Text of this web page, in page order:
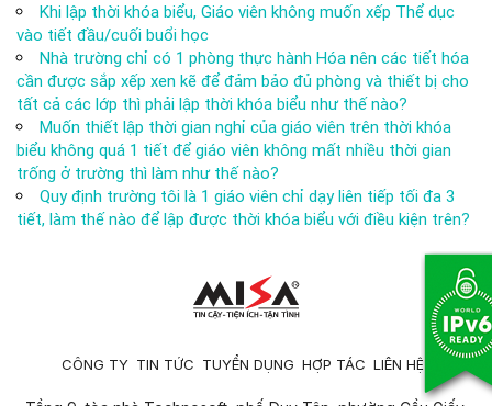
Khi lập thời khóa biểu, Giáo viên không muốn xếp Thể dục
vào tiết đầu/cuối buổi học
Nhà trường chỉ có 1 phòng thực hành Hóa nên các tiết hóa
cần được sắp xếp xen kẽ để đảm bảo đủ phòng và thiết bị cho
tất cả các lớp thì phải lập thời khóa biểu như thế nào?
Muốn thiết lập thời gian nghỉ của giáo viên trên thời khóa
biểu không quá 1 tiết để giáo viên không mất nhiều thời gian
trống ở trường thì làm như thế nào?
Quy định trường tôi là 1 giáo viên chỉ dạy liên tiếp tối đa 3
tiết, làm thế nào để lập được thời khóa biểu với điều kiện trên?
CÔNG TY TIN TỨC TUYỂN DỤNG HỢP TÁC LIÊN HỆ